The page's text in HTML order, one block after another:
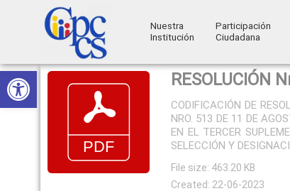
Abrir barra de herramientas
Skip
to
primary
Skip
to
main
Skip
to
primary
Skip
to
footer
Consejo
Participación
Ciudadana
y
Construyendo
Poder
Ciudadano
Nuestra
Institución
Participación
Ciudadana
RESOLUCIÓN
CODIFICACIÓN DE
NRO. 513 DE 11 DE
EN EL TERCER
SELECCIÓN Y
File size: 463.20 KB
Created: 22-06-2023